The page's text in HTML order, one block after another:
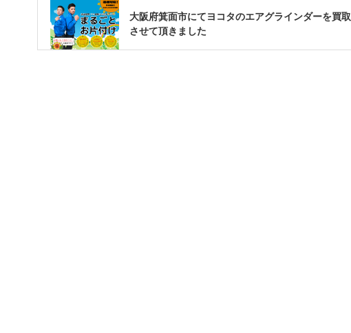
大阪府箕面市にてヨコタのエアグラインダーを買取
させて頂きました